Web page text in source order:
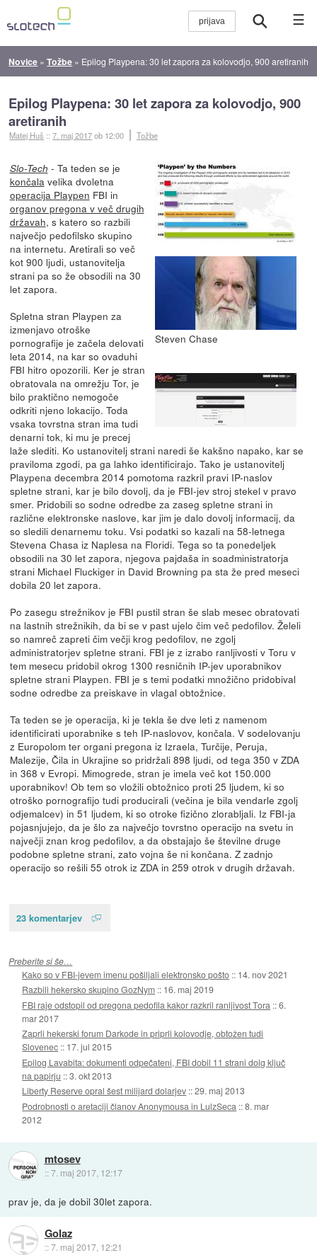
☰
Novice »Tožbe » Epilog Playpena: 30 let zapora za kolovodjo, 900 aretiranih
Epilog Playpena: 30 let zapora za kolovodjo, 900
aretiranih
Matej Huš ::7. maj 2017ob 12:00 Tožbe
Steven Chase
Slo-Tech - Ta teden se je
končala velika dvoletna
operacija Playpen FBI in
organov pregona v več drugih
državah, s katero so razbili
največjo pedofilsko skupino
na internetu. Aretirali so več
kot 900 ljudi, ustanovitelja
strani pa so že obsodili na 30
let zapora.
Spletna stran Playpen za
izmenjavo otroške
pornografije je začela delovati
leta 2014, na kar so ovaduhi
FBI hitro opozorili. Ker je stran
obratovala na omrežju Tor, je
bilo praktično nemogoče
odkriti njeno lokacijo. Toda
vsaka tovrstna stran ima tudi
denarni tok, ki mu je precej
laže slediti. Ko ustanovitelj strani naredi še kakšno napako, kar se
praviloma zgodi, pa ga lahko identificirajo. Tako je ustanovitelj
Playpena decembra 2014 pomotoma razkril pravi IP-naslov
spletne strani, kar je bilo dovolj, da je FBI-jev stroj stekel v pravo
smer. Pridobili so sodne odredbe za zaseg spletne strani in
različne elektronske naslove, kar jim je dalo dovolj informacij, da
so sledili denarnemu toku. Vsi podatki so kazali na 58-letnega
Stevena Chasa iz Naplesa na Floridi. Tega so ta ponedeljek
obsodili na 30 let zapora, njegova pajdaša in soadministratorja
strani Michael Fluckiger in David Browning pa sta že pred meseci
dobila 20 let zapora.
Po zasegu strežnikov je FBI pustil stran še slab mesec obratovati
na lastnih strežnikih, da bi se v past ujelo čim več pedofilov. Želeli
so namreč zapreti čim večji krog pedofilov, ne zgolj
administratorjev spletne strani. FBI je z izrabo ranljivosti v Toru v
tem mesecu pridobil okrog 1300 resničnih IP-jev uporabnikov
spletne strani Playpen. FBI je s temi podatki množično pridobival
sodne odredbe za preiskave in vlagal obtožnice.
Ta teden se je operacija, ki je tekla še dve leti z namenom
identificirati uporabnike s teh IP-naslovov, končala. V sodelovanju
z Europolom ter organi pregona iz Izraela, Turčije, Peruja,
Malezije, Čila in Ukrajine so pridržali 898 ljudi, od tega 350 v ZDA
in 368 v Evropi. Mimogrede, stran je imela več kot 150.000
uporabnikov! Ob tem so vložili obtožnico proti 25 ljudem, ki so
otroško pornografijo tudi producirali (večina je bila vendarle zgolj
odjemalcev) in 51 ljudem, ki so otroke fizično zlorabljali. Iz FBI-ja
pojasnjujejo, da je šlo za največjo tovrstno operacijo na svetu in
največji znan krog pedofilov, a da obstajajo še številne druge
podobne spletne strani, zato vojna še ni končana. Z zadnjo
operacijo so rešili 55 otrok iz ZDA in 259 otrok v drugih državah.
23 komentarjev
Preberite si še…
Kako so v FBI-jevem imenu pošiljali elektronsko pošto :: 14. nov 2021
Razbili hekersko skupino GozNym :: 16. maj 2019
FBI raje odstopil od pregona pedofila kakor razkril ranljivost Tora ::6.
mar 2017
Zaprli hekerski forum Darkode in priprli kolovodje, obtožen tudi
Slovenec :: 17. jul 2015
Epilog Lavabita: dokumenti odpečateni, FBI dobil 11 strani dolg ključ
na papirju ::3. okt 2013
Liberty Reserve opral šest milijard dolarjev ::29. maj 2013
Podrobnosti o aretaciji članov Anonymousa in LulzSeca ::8. mar
2012
mtosev
::7. maj 2017, 12:17
prav je, da je dobil 30let zapora.
Golaz
::7. maj 2017, 12:21